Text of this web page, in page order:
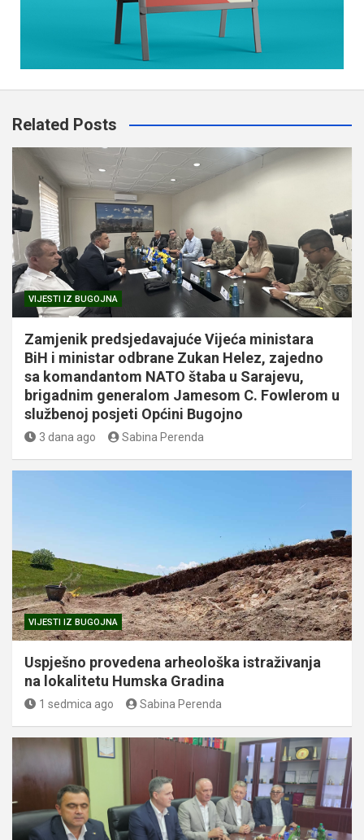
Related Posts
VIJESTI IZ BUGOJNA
Zamjenik predsjedavajuće Vijeća ministara
BiH i ministar odbrane Zukan Helez, zajedno
sa komandantom NATO štaba u Sarajevu,
brigadnim generalom Jamesom C. Fowlerom u
službenoj posjeti Općini Bugojno
3 dana ago Sabina Perenda
VIJESTI IZ BUGOJNA
Uspješno provedena arheološka istraživanja
na lokalitetu Humska Gradina
1 sedmica ago Sabina Perenda